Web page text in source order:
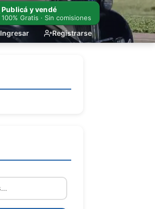
Publicá y vendé
100% Gratis · Sin comisiones
Ingresar Registrarse